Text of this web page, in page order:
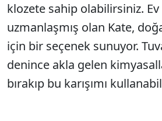
klozete sahip olabilirsiniz.
uzmanlaşmış olan Kate,
için bir seçenek sunuyor.
denince akla gelen
bırakıp bu karışımı